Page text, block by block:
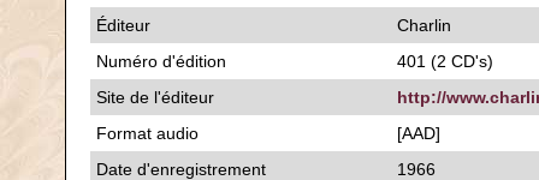
Éditeur
Charlin
Numéro d'édition
401 (2 CD's)
Site de l'éditeur
http://
Format audio
[AAD]
Date d'enregistrement
1966